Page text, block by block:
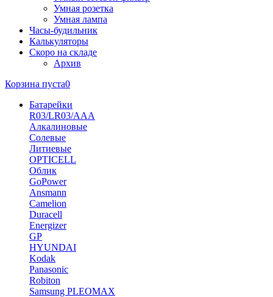
Умная розетка
Умная лампа
Часы-будильник
Калькуляторы
Скоро на складе
Архив
Корзина пуста0
Батарейки
R03/LR03/AAA
Алкалиновые
Солевые
Литиевые
OPTICELL
Облик
GoPower
Ansmann
Camelion
Duracell
Energizer
GP
HYUNDAI
Kodak
Panasonic
Robiton
Samsung PLEOMAX